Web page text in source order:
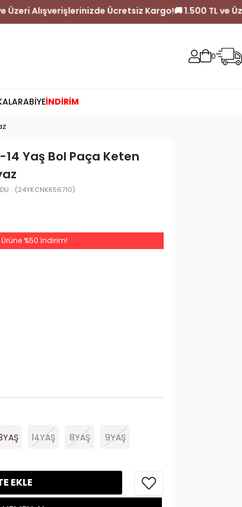
1.500 TL ve Üzeri Alışverişlerinizde Ücretsiz Kargo!🚚
0
ABİYEİNDİRİM
14 Yaş Bol Paça Keten
(24YKCNKK56710)
%50 İndirim!
14YAŞ 8YAŞ 9YAŞ